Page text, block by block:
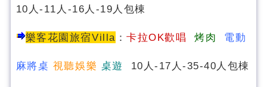
10人-11人-16人-19人包棟
樂客花園旅宿Villa ：卡拉OK歡唱 烤肉 電動
麻將桌 視聽娛樂 桌遊 10人-17人-35-40人包棟